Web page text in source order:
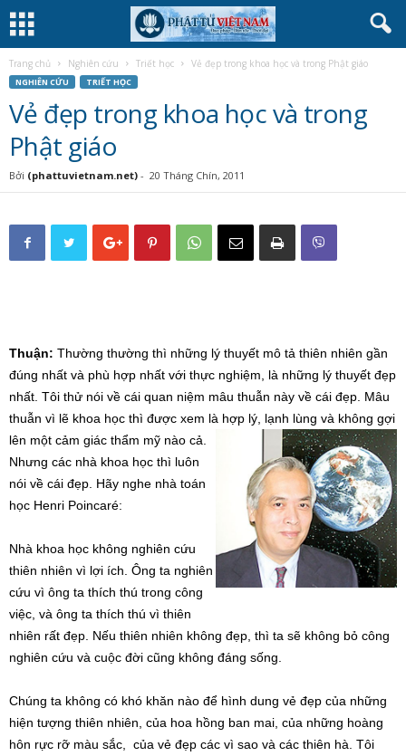
Trang chủ Nghiên cứu Triết học Vẻ đẹp trong khoa học và trong Phật giáo
NGHIÊN CỨU TRIẾT HỌC
Vẻ đẹp trong khoa học và trong
Phật giáo
Bởi (phattuvietnam.net) - 20 Tháng Chín, 2011
Thuận: Thường thường thì những lý thuyết mô tả thiên nhiên gần
đúng nhất và phù hợp nhất với thực nghiệm, là những lý thuyết đẹp
nhất. Tôi thử nói về cái quan niệm mâu thuẫn này về cái đẹp. Mâu
thuẫn vì lẽ khoa học thì được xem là hợp lý, lạnh lùng và không gợi
lên một cảm giác thẩm mỹ nào cả.
Nhưng các nhà khoa học thì luôn
nói về cái đẹp. Hãy nghe nhà toán
học Henri Poincaré:
Nhà khoa học không nghiên cứu
thiên nhiên vì lợi ích. Ông ta nghiên
cứu vì ông ta thích thú trong công
việc, và ông ta thích thú vì thiên
nhiên rất đẹp. Nếu thiên nhiên không đẹp, thì ta sẽ không bỏ công
nghiên cứu và cuộc đời cũng không đáng sống.
Chúng ta không có khó khăn nào để hình dung vẻ đẹp của những
hiện tượng thiên nhiên, của hoa hồng ban mai, của những hoàng
hôn rực rỡ màu sắc, của vẻ đẹp các vì sao và các thiên hà. Tôi